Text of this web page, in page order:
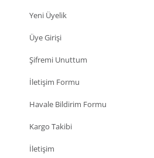
Yeni Üyelik
Üye Girişi
Şifremi Unuttum
İletişim Formu
Havale Bildirim Formu
Kargo Takibi
İletişim